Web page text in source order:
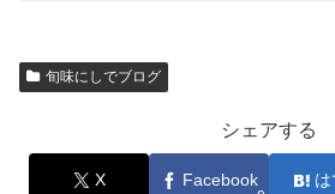
旬味にしでブログ
シェアする
X Facebook